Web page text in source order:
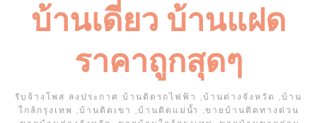
บ้านเดี่ยว บ้านแฝด
ราคาถูกสุดๆ
รับจ้างโพส ลงประกาศ บ้านติดรถไฟฟ้า ,บ้านต่างจังหวัด ,บ้าน
ใกล้กรุงเทพ ,บ้านติดเขา ,บ้านติดแม่น้ำ ,ขายบ้านติดทางด่วน